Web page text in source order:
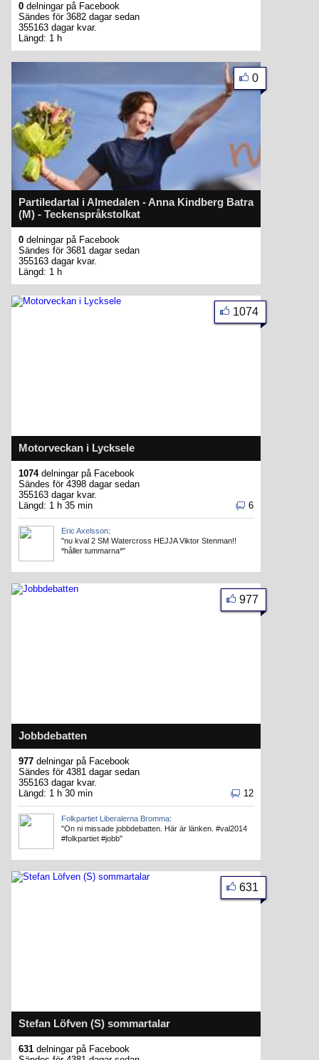
0 delningar på Facebook
Sändes för 3682 dagar sedan
355163 dagar kvar.
Längd: 1 h
Partiledartal i Almedalen - Anna Kindberg Batra
(M) - Teckenspråkstolkat
0
0 delningar på Facebook
Sändes för 3681 dagar sedan
355163 dagar kvar.
Längd: 1 h
Motorveckan i Lycksele
1074
1074delningar på Facebook
Sändes för 4398 dagar sedan
355163 dagar kvar.
Längd: 1 h 35 min
6
Eric Axelsson:
"nu kval 2 SM Watercross HEJJA Viktor Stenman!!
*håller tummarna*"
Jobbdebatten
977
977 delningar på Facebook
Sändes för 4381 dagar sedan
355163 dagar kvar.
Längd: 1 h 30 min
12
Folkpartiet Liberalerna Bromma:
"On ni missade jobbdebatten. Här är länken. #val2014
#folkpartiet #jobb"
Stefan Löfven (S) sommartalar
631
631 delningar på Facebook